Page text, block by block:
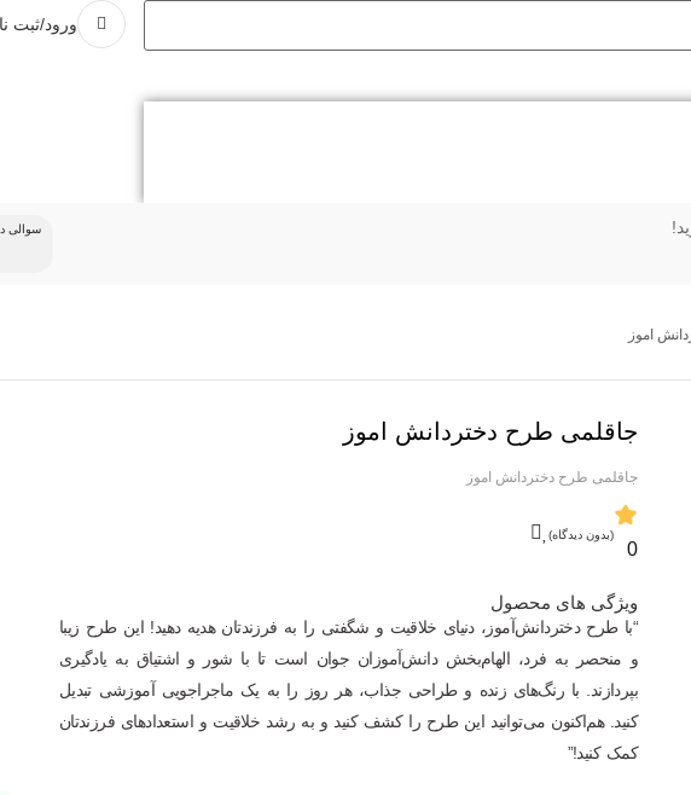
ورود/ثبت
سوالی
اموز
جاقلمی طرح دختردانش اموز
جاقلمی طرح دختردانش اموز
0
(بدون دیدگاه)
ویژگی های محصول
“با طرح دختردانش‌آموز، دنیای خلاقیت و شگفتی را به فرزندتان هدیه دهید! این طرح زیبا
و منحصر به فرد، الهام‌بخش دانش‌آموزان جوان است تا با شور و اشتیاق به یادگیری
بپردازند. با رنگ‌های زنده و طراحی جذاب، هر روز را به یک ماجراجویی آموزشی تبدیل
کنید. هم‌اکنون می‌توانید این طرح را کشف کنید و به رشد خلاقیت و استعدادهای فرزندتان
کمک کنید!”